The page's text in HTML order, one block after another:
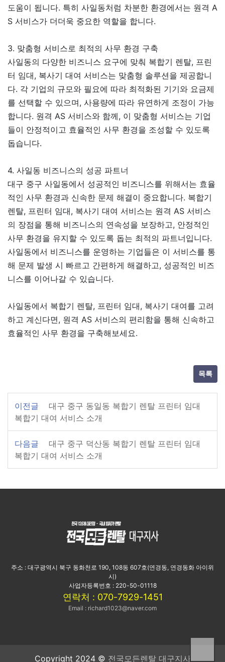
도움이 됩니다. 특히 사일동처럼 차분한 환경에서는 원격 A
S 서비스가 더더욱 중요한 역할을 합니다.
3. 맞춤형 서비스로 최적의 사무 환경 구축
사일동의 다양한 비즈니스 요구에 맞춰 복합기 렌탈, 프린
터 임대, 복사기 대여 서비스는 맞춤형 솔루션을 제공합니
다. 각 기업의 규모와 필요에 따라 최적화된 기기와 요금제
를 선택할 수 있으며, 사용량에 따라 유연하게 조정이 가능
합니다. 원격 AS 서비스와 함께, 이 맞춤형 서비스는 기업
들이 안정적이고 효율적인 사무 환경을 조성할 수 있도록
돕습니다.
4. 사일동 비즈니스의 성공 파트너
대구 중구 사일동에서 성공적인 비즈니스를 위해서는 효율
적인 사무 환경과 신속한 문제 해결이 중요합니다. 복합기
렌탈, 프린터 임대, 복사기 대여 서비스는 원격 AS 서비스
의 장점을 통해 비즈니스의 연속성을 보장하고, 안정적인
사무 환경을 유지할 수 있도록 돕는 최적의 파트너입니다.
사일동에서 비즈니스를 운영하는 기업들은 이 서비스를 통
해 문제 발생 시 빠르고 간편하게 해결하고, 성공적인 비즈
니스를 이어나갈 수 있습니다.
사일동에서 복합기 렌탈, 프린터 임대, 복사기 대여를 고려
하고 계신다면, 원격 AS 서비스의 편리함을 통해 신속하고
효율적인 사무 환경을 구축해보세요.
목록
이전글
대구 중구 동일동 복합기 렌탈 프린터 임대
복합기 대여 서비스 소개
다음글
대구 중구 덕산동 복합기 렌탈 프린터 임대
복합기 대여 서비스 소개
주소 : 대구광역시 북구 동화천로 190, 108동 607호(연경동, 연경동화 아이위
시)
사업자등록번호 : 220-50-01118
연락처 : 070-7929-1451
Email : richard1023@naver.com
Copyright 2024 © 전국모든렌탈 대구지사